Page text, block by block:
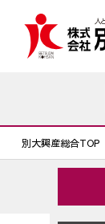
別大興産総合TOP